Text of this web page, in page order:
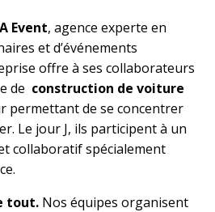
Event, agence experte en
et d’événements
offre à ses collaborateurs
de construction de voiture
permettant de se concentrer
Le jour J, ils participent à un
collaboratif spécialement
tout. Nos équipes organisent